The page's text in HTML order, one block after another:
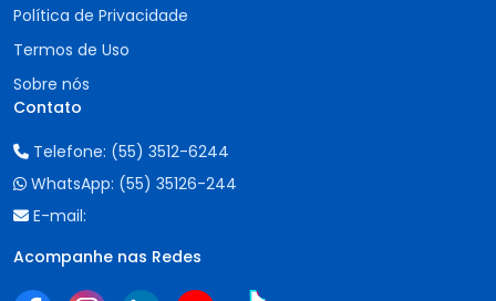
Política de Privacidade
Termos de Uso
Sobre nós
Contato
Telefone: (55) 3512-6244
WhatsApp: (55) 35126-244
E-mail:
Acompanhe nas Redes